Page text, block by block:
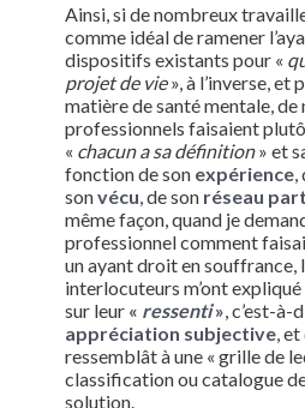
Ainsi, si de nombreux
comme idéal de ramener
dispositifs existants pour «
projet de vie», à l’inverse, et
matière de santé mentale,
professionnels faisaient
« chacun a sa définition» et
fonction de son expérience,
sonvécu , de son réseau
même façon, quand je
professionnel comment
un ayant droit en souffrance,
interlocuteurs m’ont
sur leur « ressenti» , c’est-à-
appréciation subjective, et
ressemblât à une « grille de
classification ou catalogue
solution.